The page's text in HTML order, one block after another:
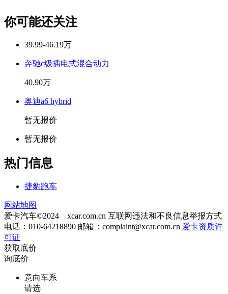
你可能还关注
39.99-46.19万
奔驰c级插电式混合动力
40.90万
奥迪a6 hybrid
暂无报价
暂无报价
热门信息
捷豹跑车
网站地图
爱卡汽车©2024 xcar.com.cn 互联网违法和不良信息举报方式
电话：010-64218890 邮箱： complaint@xcar.com.cn 爱卡资质许
可证
获取底价
询底价
意向车系
请选